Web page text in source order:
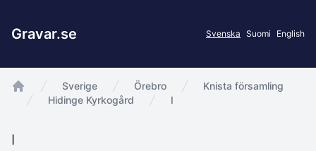
Gravar.se Svenska Suomi English
app.Start
Sverige Örebro
Knista församling
Hidinge Kyrkogård
I
I